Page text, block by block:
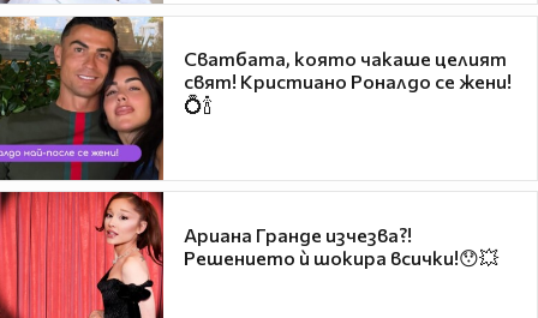
Сватбата, която чакаше целият
свят! Кристиано Роналдо се жени!
💍🍾
Ариана Гранде изчезва?!
Решението ѝ шокира всички!😯💥